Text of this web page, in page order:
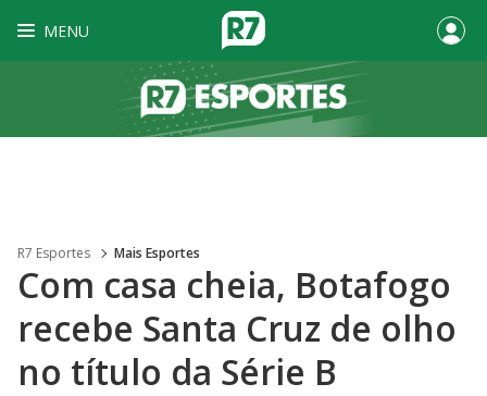
MENU
R7 Esportes Mais Esportes
Com casa cheia, Botafogo
recebe Santa Cruz de olho
no título da Série B